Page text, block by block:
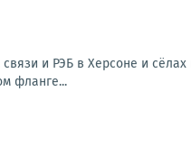
и РЭБ в Херсоне и
фланге...